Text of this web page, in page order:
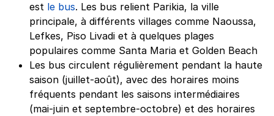
est le bus. Les bus relient Parikia, la ville
principale, à différents villages comme Naoussa,
Lefkes, Piso Livadi et à quelques plages
populaires comme Santa Maria et Golden Beach
Les bus circulent régulièrement pendant la haute
saison (juillet-août), avec des horaires moins
fréquents pendant les saisons intermédiaires
(mai-juin et septembre-octobre) et des horaires